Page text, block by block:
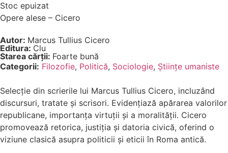
Stoc epuizat
Opere alese – Cicero
Autor: Marcus Tullius Cicero
Editura: Clu
Starea cărții: Foarte bună
Categorii: Filozofie, Politică, Sociologie, Științe umaniste
Selecție din scrierile lui Marcus Tullius Cicero, incluzând
discursuri, tratate și scrisori. Evidențiază apărarea valorilor
republicane, importanța virtuții și a moralității. Cicero
promovează retorica, justiția și datoria civică, oferind o
viziune clasică asupra politicii și eticii în Roma antică.